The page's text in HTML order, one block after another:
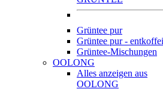
Grüntee pur
Grüntee pur -
Grüntee-Mischungen
OOLONG
Alles anzeigen aus
OOLONG